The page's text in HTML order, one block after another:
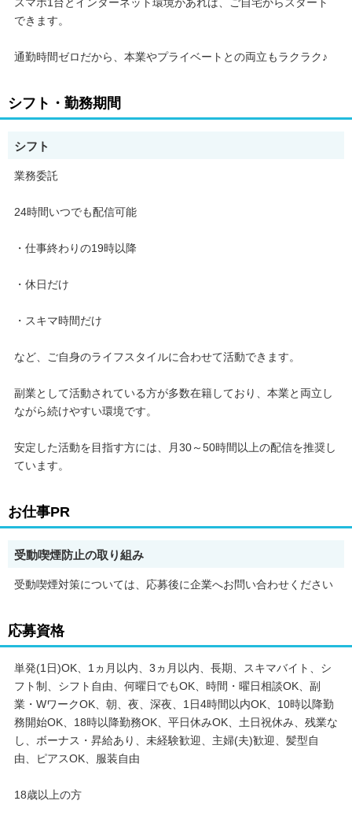
3. 完全無料＆ノルマなし
* 審査なしで誰でもスタート可能！
◎充実のサポート体制
トします。
マニュアル・講座も完備
* ファンの増やし方
* イベント活用法
* 20,000人が所属する、日本最大級のライブ配信事務所
* 未経験から月収100万円以上を稼ぐライバーも多数！
17LIVE・TikTokLIVE・IRIAM・Pococha・ふわっち・ColorSing
など多数！
◎こんな方におすすめ
* 空き時間を有効活用したい主婦
* 副業として在宅で安定収入を得たい会社員
できます。
通勤時間ゼロだから、本業やプライベートとの両立もラクラク♪
シフト・勤務期間
シフト
業務委託
24時間いつでも配信可能
・仕事終わりの19時以降
・休日だけ
・スキマ時間だけ
など、ご自身のライフスタイルに合わせて活動できます。
副業として活動されている方が多数在籍しており、本業と両立し
ながら続けやすい環境です。
安定した活動を目指す方には、月30～50時間以上の配信を推奨し
ています。
お仕事PR
受動喫煙防止の取り組み
受動喫煙対策については、応募後に企業へお問い合わせください
応募資格
単発(1日)OK、1ヵ月以内、3ヵ月以内、長期、スキマバイト、シ
フト制、シフト自由、何曜日でもOK、時間・曜日相談OK、副
業・WワークOK、朝、夜、深夜、1日4時間以内OK、10時以降勤
務開始OK、18時以降勤務OK、平日休みOK、土日祝休み、残業な
し、ボーナス・昇給あり、未経験歓迎、主婦(夫)歓迎、髪型自
由、ピアスOK、服装自由
18歳以上の方